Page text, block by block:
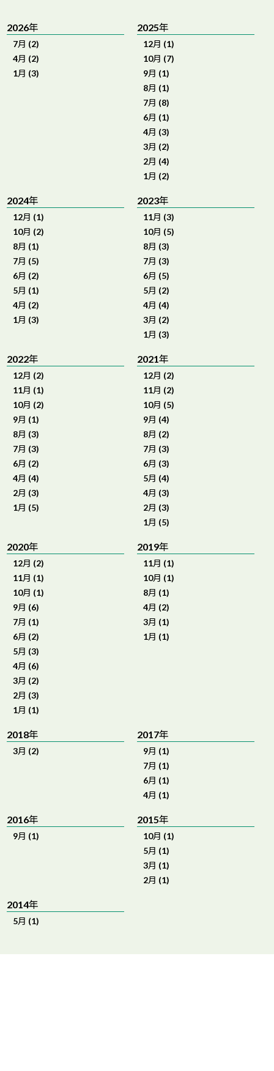
2026年
7月 (2)
4月 (2)
1月 (3)
2025年
12月 (1)
10月 (7)
9月 (1)
8月 (1)
7月 (8)
6月 (1)
4月 (3)
3月 (2)
2月 (4)
1月 (2)
2024年
12月 (1)
10月 (2)
8月 (1)
7月 (5)
6月 (2)
5月 (1)
4月 (2)
1月 (3)
2023年
11月 (3)
10月 (5)
8月 (3)
7月 (3)
6月 (5)
5月 (2)
4月 (4)
3月 (2)
1月 (3)
2022年
12月 (2)
11月 (1)
10月 (2)
9月 (1)
8月 (3)
7月 (3)
6月 (2)
4月 (4)
2月 (3)
1月 (5)
2021年
12月 (2)
11月 (2)
10月 (5)
9月 (4)
8月 (2)
7月 (3)
6月 (3)
5月 (4)
4月 (3)
2月 (3)
1月 (5)
2020年
12月 (2)
11月 (1)
10月 (1)
9月 (6)
7月 (1)
6月 (2)
5月 (3)
4月 (6)
3月 (2)
2月 (3)
1月 (1)
2019年
11月 (1)
10月 (1)
8月 (1)
4月 (2)
3月 (1)
1月 (1)
2018年
3月 (2)
2017年
9月 (1)
7月 (1)
6月 (1)
4月 (1)
2016年
9月 (1)
2015年
10月 (1)
5月 (1)
3月 (1)
2月 (1)
2014年
5月 (1)